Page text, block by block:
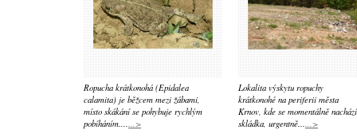
Ropucha krátkonohá (Epidalea
calamita) je běžcem mezi žábami,
místo skákání se pohybuje rychlým
pobíháním.......>
Lokalita výskytu ropuchy
krátkonohé na periferii města
Krnov, kde se momentálně nachází
skládka, urgentně......>